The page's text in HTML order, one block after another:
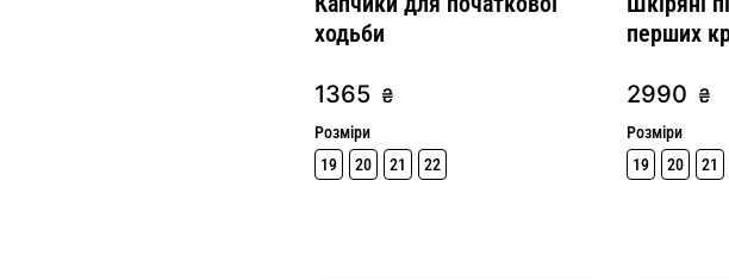
ходьби
1365 ₴
Розміри
19
20 21 22
перших
2990 ₴
Розміри
19
20 21